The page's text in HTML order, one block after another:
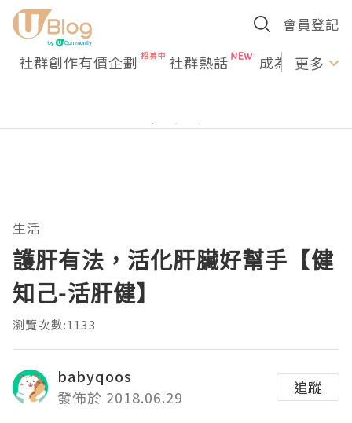
會員登記
社群創作有價企劃 社群熱話 成為U更多
生活
護肝有法，活化肝臟好幫手【健
知己-活肝健】
瀏覽次數:1133
babyqoos
發佈於 2018.06.29
追蹤